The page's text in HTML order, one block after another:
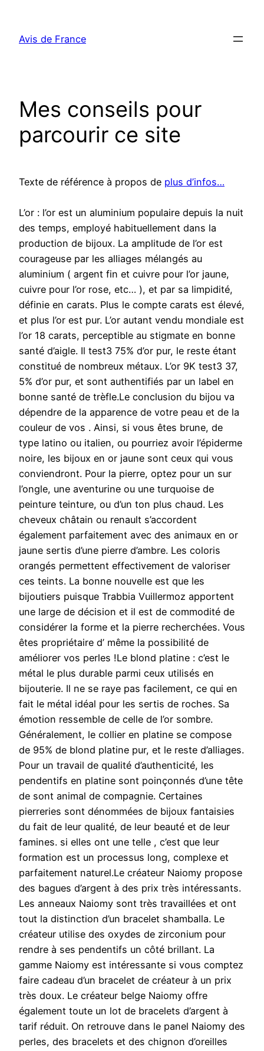
contenu
Avis de France
Mes conseils pour
parcourir ce site
Texte de référence à propos de plus d’infos…
L’or : l’or est un aluminium populaire depuis la nuit
des temps, employé habituellement dans la
production de bijoux. La amplitude de l’or est
courageuse par les alliages mélangés au
aluminium ( argent fin et cuivre pour l’or jaune,
cuivre pour l’or rose, etc… ), et par sa limpidité,
définie en carats. Plus le compte carats est élevé,
et plus l’or est pur. L’or autant vendu mondiale est
l’or 18 carats, perceptible au stigmate en bonne
santé d’aigle. Il test3 75% d’or pur, le reste étant
constitué de nombreux métaux. L’or 9K test3 37,
5% d’or pur, et sont authentifiés par un label en
bonne santé de trèfle.Le conclusion du bijou va
dépendre de la apparence de votre peau et de la
couleur de vos . Ainsi, si vous êtes brune, de
type latino ou italien, ou pourriez avoir l’épiderme
noire, les bijoux en or jaune sont ceux qui vous
conviendront. Pour la pierre, optez pour un sur
l’ongle, une aventurine ou une turquoise de
peinture teinture, ou d’un ton plus chaud. Les
cheveux châtain ou renault s’accordent
également parfaitement avec des animaux en or
jaune sertis d’une pierre d’ambre. Les coloris
orangés permettent effectivement de valoriser
ces teints. La bonne nouvelle est que les
bijoutiers puisque Trabbia Vuillermoz apportent
une large de décision et il est de commodité de
considérer la forme et la pierre recherchées. Vous
êtes propriétaire d’ même la possibilité de
améliorer vos perles !Le blond platine : c’est le
métal le plus durable parmi ceux utilisés en
bijouterie. Il ne se raye pas facilement, ce qui en
fait le métal idéal pour les sertis de roches. Sa
émotion ressemble de celle de l’or sombre.
Généralement, le collier en platine se compose
de 95% de blond platine pur, et le reste d’alliages.
Pour un travail de qualité d’authenticité, les
pendentifs en platine sont poinçonnés d’une tête
de sont animal de compagnie. Certaines
pierreries sont dénommées de bijoux fantaisies
du fait de leur qualité, de leur beauté et de leur
famines. si elles ont une telle , c’est que leur
formation est un processus long, complexe et
parfaitement naturel.Le créateur Naiomy propose
des bagues d’argent à des prix très intéressants.
Les anneaux Naiomy sont très travaillées et ont
tout la distinction d’un bracelet shamballa. Le
créateur utilise des oxydes de zirconium pour
rendre à ses pendentifs un côté brillant. La
gamme Naiomy est intéressante si vous comptez
faire cadeau d’un bracelet de créateur à un prix
très doux. Le créateur belge Naiomy offre
également toute un lot de bracelets d’argent à
tarif réduit. On retrouve dans le panel Naiomy des
perles, des bracelets et des chignon d’oreilles